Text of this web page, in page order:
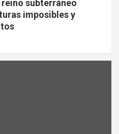
subterráneo
imposibles y